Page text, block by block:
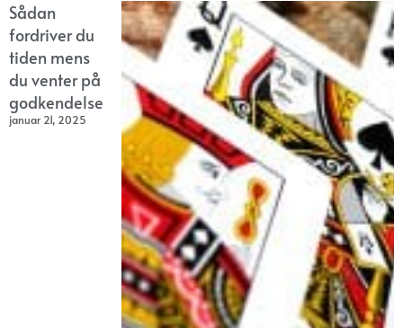
Sådan
fordriver du
tiden mens
du venter på
godkendelse
januar 21, 2025